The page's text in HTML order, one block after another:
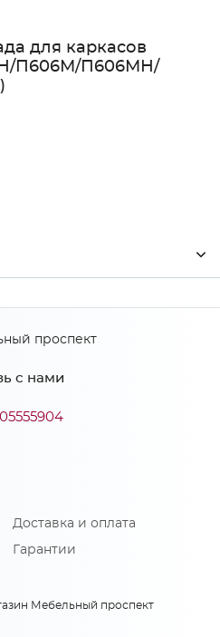
для каркасов
П606М/П606МН/
596
18
602
Сурская мебель
с нами
Доставка и оплата
Гарантии
Мебельный проспект